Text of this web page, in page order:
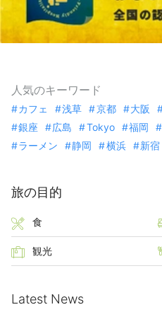
人気のキーワード
カフェ 浅草 京都 大阪
銀座
広島 Tokyo 福岡
ラーメン
静岡 横浜 新宿
旅の目的
食
観光
Latest News